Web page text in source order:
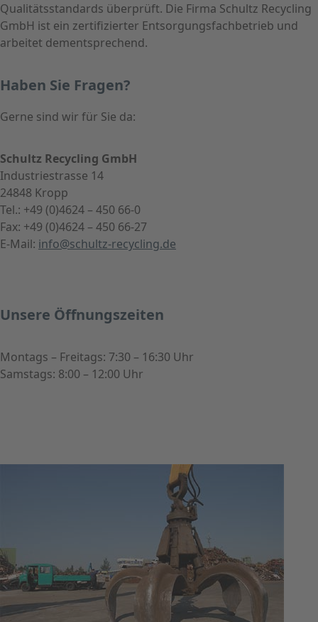
Qualitätsstandards überprüft. Die Firma Schultz Recycling
GmbH ist ein zertifizierter Entsorgungsfachbetrieb und
arbeitet dementsprechend.
Haben Sie Fragen?
Gerne sind wir für Sie da:
Schultz Recycling GmbH
Industriestrasse 14
24848 Kropp
Tel.: +49 (0)4624 – 450 66-0
Fax: +49 (0)4624 – 450 66-27
E-Mail: info@schultz-recycling.de
Unsere Öffnungszeiten
Montags – Freitags: 7:30 – 16:30 Uhr
Samstags: 8:00 – 12:00 Uhr